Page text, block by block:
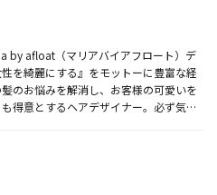
by afloat（マリアバイアフロート）デ
を綺麗にする』をモットーに豊富な経
のお悩みを解消し、お客様の可愛いを
得意とするヘアデザイナー。必ず気